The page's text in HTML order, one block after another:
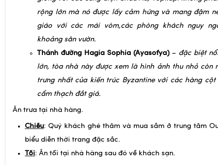
rộng lớn mà nó được lấy cảm hứng và mang đậm
giáo với các mái vòm,các phòng khách nguy
khoảng sân vườn.
Thánh đường Hagia Sophia (Ayasofya)– đặc biệt
lớn, tòa nhà này được xem là hình ảnh thu nhỏ còn
trưng nhất của kiến trúc Byzantine với các hàng
cẩm thạch đắt giá.
Ăn trưa tại nhà hàng.
Chiều: Quý khách ghé thăm và mua sắm ở trung tâm
biểu diễn thời trang đặc sắc.
Tối: Ăn tối tại nhà hàng sau đó về khách sạn.